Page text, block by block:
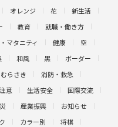
オレンジ 花 新生活
教育 就職・働き方
マタニティ 健康 空
和風 黒 ボーダー
むらさき 消防・救急
注意 生活安全 国際交流
産業振興 お知らせ
カラー別 将棋